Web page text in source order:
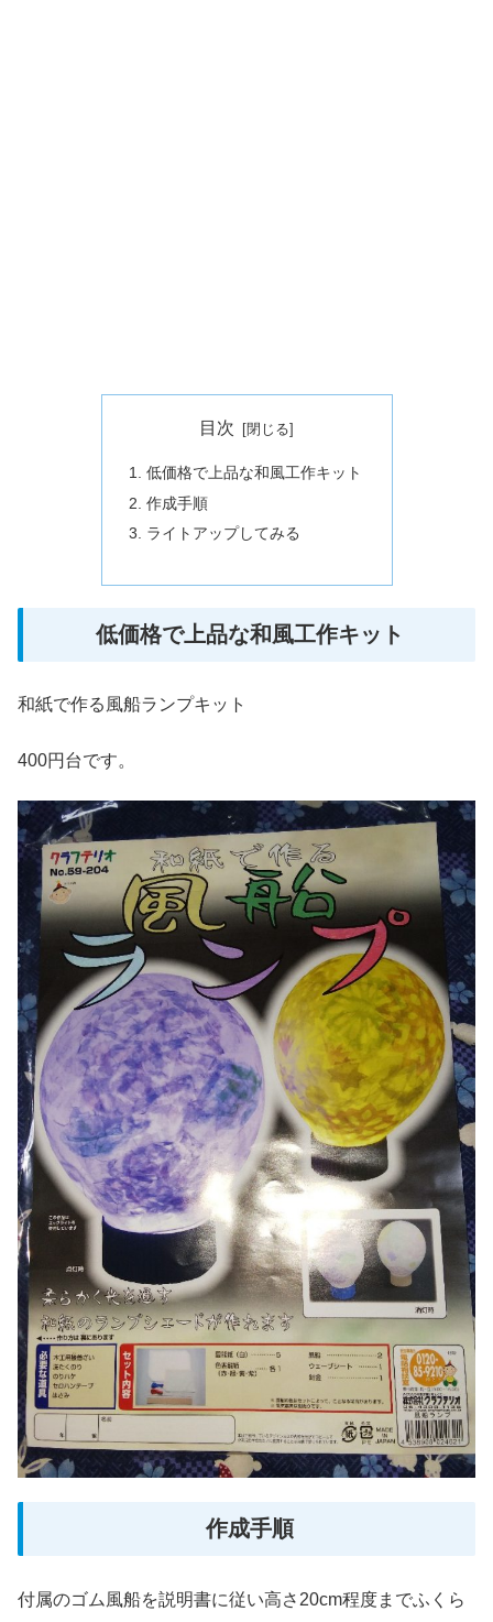
目次
低価格で上品な和風工作キット
作成手順
ライトアップしてみる
低価格で上品な和風工作キット
和紙で作る風船ランプキット
400円台です。
作成手順
付属のゴム風船を説明書に従い高さ20cm程度までふくら